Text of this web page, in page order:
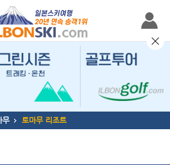
무 토마무 리조트